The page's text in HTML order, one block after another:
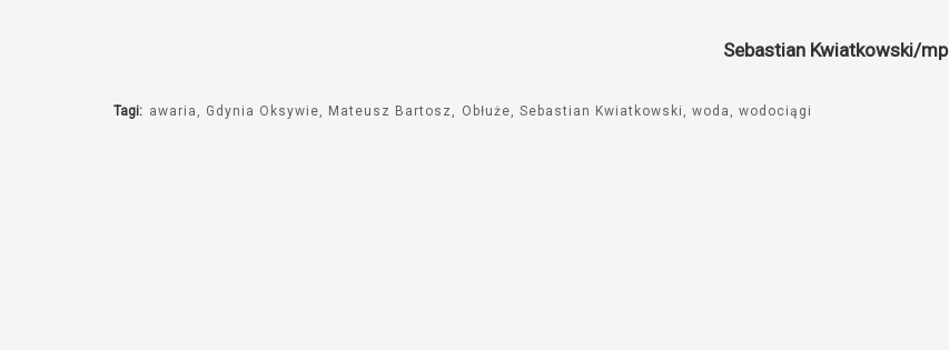
Sebastian Kwiatkowski/mp
Tagi: awaria Gdynia Oksywie Mateusz Bartosz Obłuże Sebastian Kwiatkowski woda wodociągi